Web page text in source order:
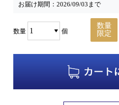
お届け期間： 2026/09/03まで
数量 個
数量
限定